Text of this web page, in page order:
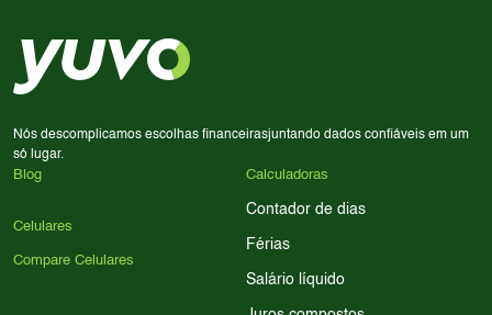
processador e bateria são essenciais. Use nossos filtros
para encontrar o celular ideal.
Nós descomplicamos escolhas financeirasjuntando dados confiáveis em um
só lugar.
Blog
Celulares
Compare Celulares
Calculadoras
Contador de dias
Férias
Salário líquido